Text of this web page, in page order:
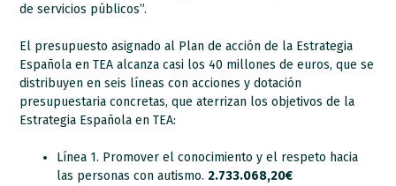
de servicios públicos”.
El presupuesto asignado al Plan de acción de la Estrategia
Española en TEA alcanza casi los 40 millones de euros, que se
distribuyen en seis líneas con acciones y dotación
presupuestaria concretas, que aterrizan los objetivos de la
Estrategia Española en TEA:
Línea 1. Promover el conocimiento y el respeto hacia
las personas con autismo.2.733.068,20€